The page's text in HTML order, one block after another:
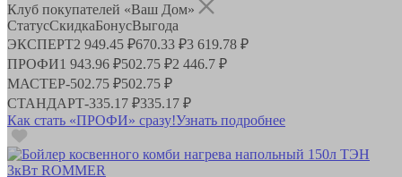
Клуб покупателей «Ваш Дом»
СтатусСкидкаБонусВыгода
ЭКСПЕРТ2 949.45 ₽670.33 ₽3 619.78 ₽
ПРОФИ1 943.96 ₽502.75 ₽2 446.7 ₽
МАСТЕР-502.75 ₽502.75 ₽
СТАНДАРТ-335.17 ₽335.17 ₽
Как стать «ПРОФИ» сразу!Узнать подробнее